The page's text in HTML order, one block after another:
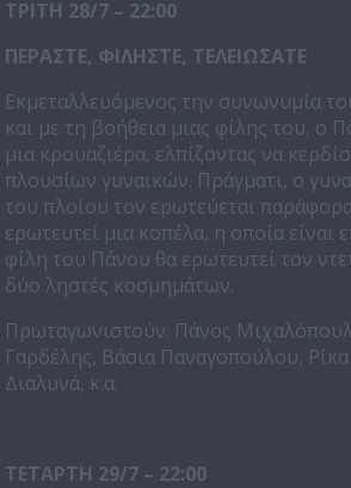
ΤΡΙΤΗ 28/7 – 22:00
ΠΕΡΑΣΤΕ, ΦΙΛΗΣΤΕ, ΤΕΛΕΙΩΣΑΤΕ
Εκμεταλλευόμενος την συνωνυμία
και με τη βοήθεια μιας φίλης του, ο
μια κρουαζιέρα, ελπίζοντας να
πλουσίων γυναικών. Πράγματι, ο
του πλοίου τον ερωτεύεται
ερωτευτεί μια κοπέλα, η οποία είναι
φίλη του Πάνου θα ερωτευτεί τον
δύο ληστές κοσμημάτων.
Πρωταγωνιστούν: Πάνος
Γαρδέλης, Βάσια Παναγοπούλου,
Διαλυνά, κ.α.
ΤΕΤΑΡΤΗ 29/7 – 22:00